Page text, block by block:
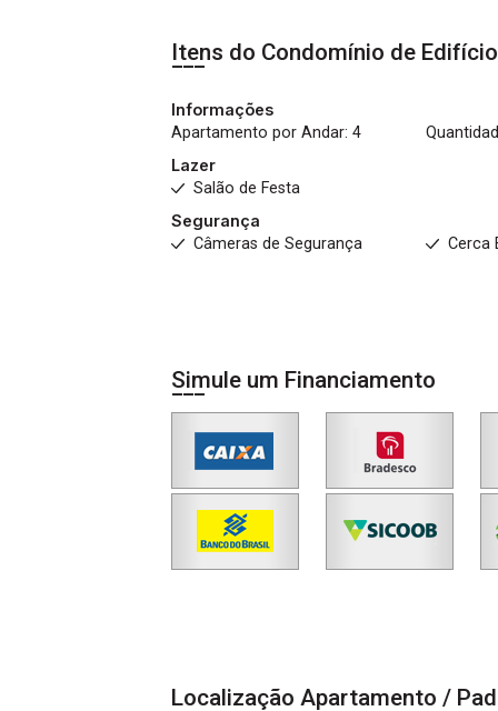
Itens do Condomínio de
Informações
Apartamento por Andar: 4
Lazer
Salão de Festa
Segurança
Câmeras de Segurança
Cerca
Simule um Financiamento
Localização Apartamento /